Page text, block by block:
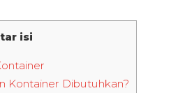
isi
Kontainer Dibutuhkan?